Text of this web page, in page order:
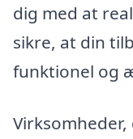
dig med at
sikre, at din
funktionel og